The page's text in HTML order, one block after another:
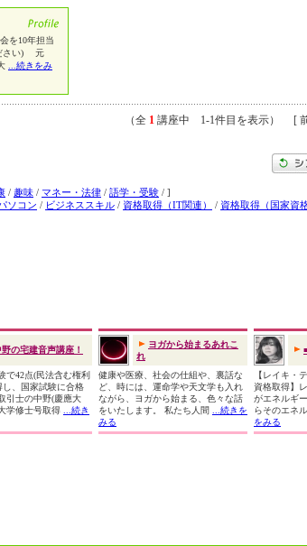
を10年担当
さい) 元
...続きをみ
（全 1 講座中 1-1件目を表示） [ 前
/ 趣味 / マネー・法律 / 語学・受験 / ]
ソコン / ビジネススキル / 資格取得（IT関連） / 資格取得（国家資
野の宅建音声講座！
で42点(民法含む権利
し、国家試験に合格
引士の中野(慶應大
学修士号取得
...続き
ヨガから始まるあれこ
れ
健康や医療、社会の仕組や、裏話な
ど、時には、運命学や天文学も入れ
ながら、ヨガから始まる、色々な話
をいたします。 私たち人間
...続きを
みる
【レイキ・
資格取得】
がエネルギ
らそのエネ
をみる